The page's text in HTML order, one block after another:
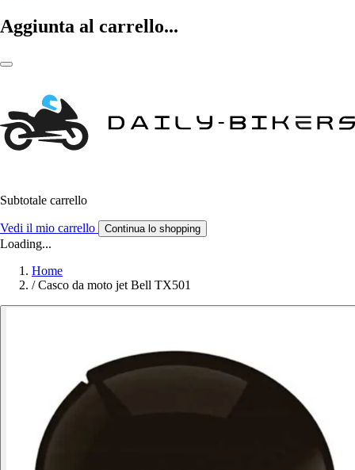
Aggiunta al carrello...
Subtotale carrello
Vedi il mio carrello Continua lo shopping
Loading...
Home
/ Casco da moto jet Bell TX501